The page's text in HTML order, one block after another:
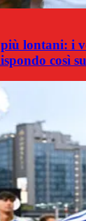
lontani: i
così